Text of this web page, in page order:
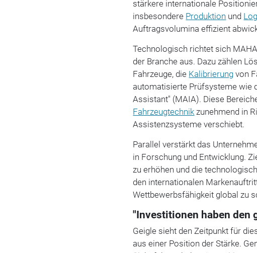
stärkere internationale
insbesondere Produktion und
Auftragsvolumina effizient
Technologisch richtet sich
der Branche aus. Dazu zählen
Fahrzeuge, die Kalibrierung von
automatisierte Prüfsysteme wie
Assistant" (MAIA). Diese
Fahrzeugtechnik zunehmend in
Assistenzsysteme verschiebt.
Parallel verstärkt das
in Forschung und Entwicklung.
zu erhöhen und die
den internationalen
Wettbewerbsfähigkeit global zu
"Investitionen haben den
Geigle sieht den Zeitpunkt für
aus einer Position der Stärke.